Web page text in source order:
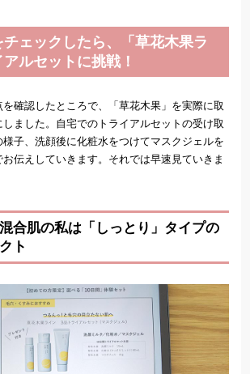
ェックしたら、「草花木果ラ
ルセットに挑戦！
確認したところで、「草花木果」を実際に取
しました。自宅でのトライアルセットの受け取
様子、洗顔後に化粧水をつけてマスクジェルを
伝えしていきます。それでは早速見ていきま
合肌の私は「しっとり」タイプの
ト